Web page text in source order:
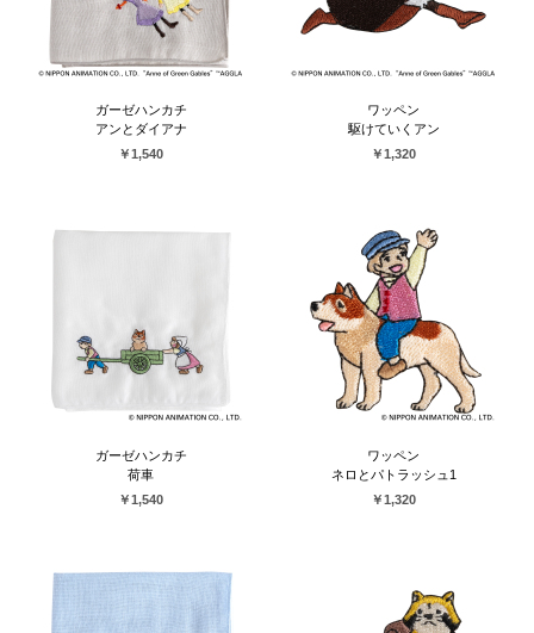
ガーゼハンカチ
アンとダイアナ
￥1,540
ワッペン
駆けていくアン
￥1,320
ガーゼハンカチ
荷車
￥1,540
ワッペン
ネロとパトラッシュ1
￥1,320